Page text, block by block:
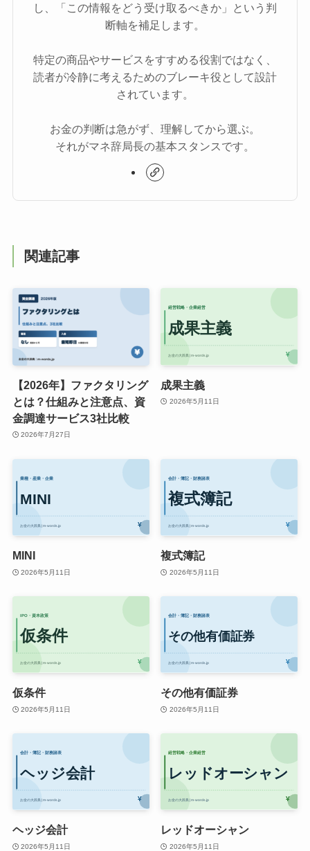
し、「この情報をどう受け取るべきか」という判
断軸を補足します。
特定の商品やサービスをすすめる役割ではなく、
読者が冷静に考えるためのブレーキ役として設計
されています。
お金の判断は急がず、理解してから選ぶ。
それがマネ辞局長の基本スタンスです。
関連記事
【2026年】ファクタリング
とは？仕組みと注意点、資
金調達サービス3社比較
2026年7月27日
成果主義
2026年5月11日
MINI
2026年5月11日
複式簿記
2026年5月11日
仮条件
2026年5月11日
その他有価証券
2026年5月11日
ヘッジ会計
2026年5月11日
レッドオーシャン
2026年5月11日